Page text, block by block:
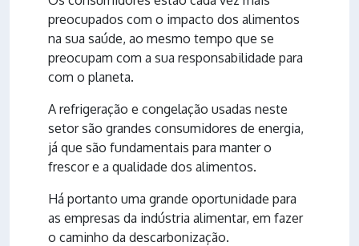
preocupados com o impacto dos alimentos
na sua saúde, ao mesmo tempo que se
preocupam com a sua responsabilidade para
com o planeta.
A refrigeração e congelação usadas neste
setor são grandes consumidores de energia,
já que são fundamentais para manter o
frescor e a qualidade dos alimentos.
Há portanto uma grande oportunidade para
as empresas da indústria alimentar, em fazer
o caminho da descarbonização.